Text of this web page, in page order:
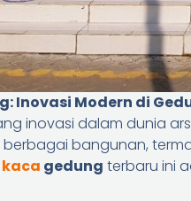
Inovasi Modern di
inovasi dalam dunia
bangunan,
gedung terbaru ini